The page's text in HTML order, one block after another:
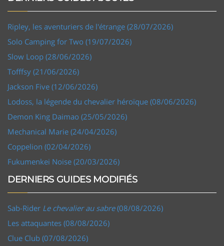
Ripley, les aventuriers de l'étrange (28/07/2026)
Solo Camping for Two (19/07/2026)
Slow Loop (28/06/2026)
Tofffsy (21/06/2026)
Jackson Five (12/06/2026)
Lodoss, la légende du chevalier héroïque (08/06/2026)
Demon King Daimao (25/05/2026)
Mechanical Marie (24/04/2026)
Coppelion (02/04/2026)
Fukumenkei Noise (20/03/2026)
DERNIERS GUIDES MODIFIÉS
Sab-Rider Le chevalier au sabre(08/08/2026)
Les attaquantes (08/08/2026)
Clue Club (07/08/2026)